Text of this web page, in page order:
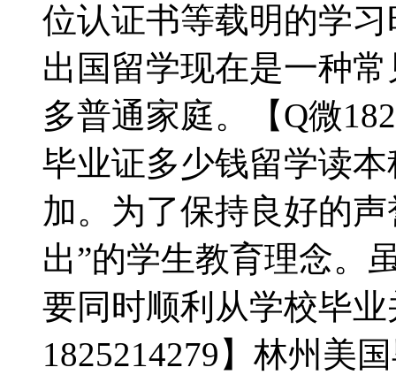
位认证书等载明的学
出国留学现在是一种
多普通家庭。【Q微
毕业证多少钱留学读
加。为了保持良好的
出”的学生教育理念。
要同时顺利从学校毕
1825214279】林州美